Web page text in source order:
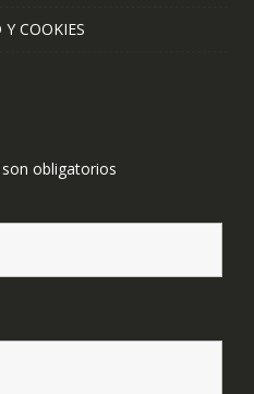
COOKIES
son obligatorios